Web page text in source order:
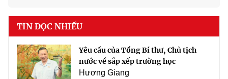
TIN ĐỌC NHIỀU
Yêu cầu của Tổng Bí thư, Chủ tịch
nước về sắp xếp trường học
Hương Giang